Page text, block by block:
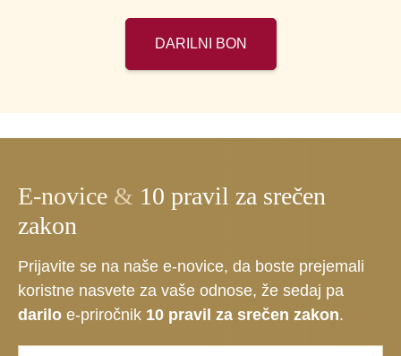
DARILNI BON
E-novice & 10 pravil za srečen
zakon
Prijavite se na naše e-novice, da boste prejemali
koristne nasvete za vaše odnose, že sedaj pa
darilo e-priročnik 10 pravil za srečen zakon.